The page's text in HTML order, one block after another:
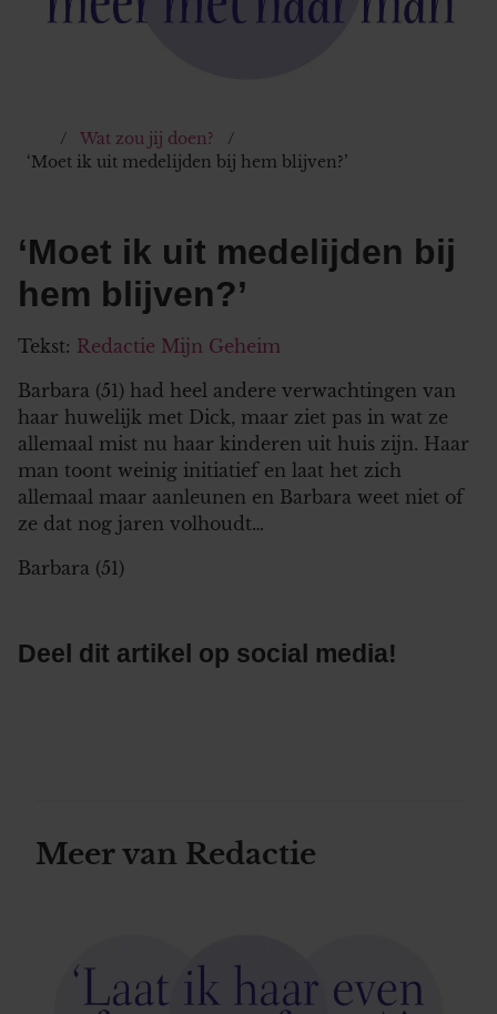
Wat zou jij doen?
‘Moet ik uit medelijden bij hem blijven?’
‘Moet ik uit medelijden bij
hem blijven?’
Tekst: Redactie Mijn Geheim
Barbara (51) had heel andere verwachtingen van
haar huwelijk met Dick, maar ziet pas in wat ze
allemaal mist nu haar kinderen uit huis zijn. Haar
man toont weinig initiatief en laat het zich
allemaal maar aanleunen en Barbara weet niet of
ze dat nog jaren volhoudt…
Barbara (51)
Deel dit artikel op social media!
Meer van Redactie